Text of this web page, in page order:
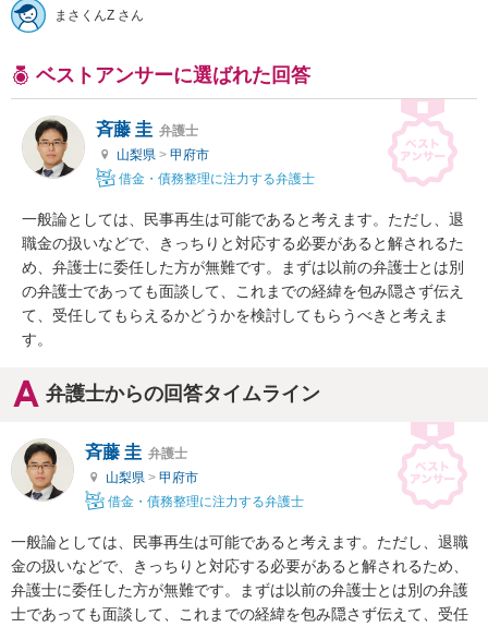
まさくんZ さん
ベストアンサーに選ばれた回答
斉藤 圭 弁護士
山梨県 > 甲府市
借金・債務整理に注力する弁護士
一般論としては、民事再生は可能であると考えます。ただし、退
職金の扱いなどで、きっちりと対応する必要があると解されるた
め、弁護士に委任した方が無難です。まずは以前の弁護士とは別
の弁護士であっても面談して、これまでの経緯を包み隠さず伝え
て、受任してもらえるかどうかを検討してもらうべきと考えま
す。
弁護士からの回答タイムライン
斉藤 圭 弁護士
山梨県 > 甲府市
借金・債務整理に注力する弁護士
一般論としては、民事再生は可能であると考えます。ただし、退職
金の扱いなどで、きっちりと対応する必要があると解されるため、
弁護士に委任した方が無難です。まずは以前の弁護士とは別の弁護
士であっても面談して、これまでの経緯を包み隠さず伝えて、受任